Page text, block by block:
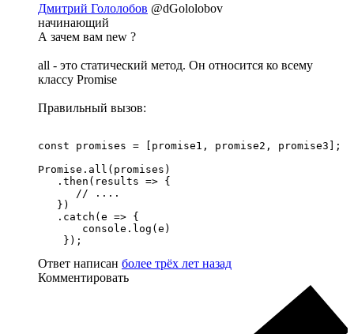
Дмитрий Гололобов @dGololobov
начинающий
А зачем вам new ?
all - это статический метод. Он относится ко всему
классу Promise
Правильный вызов:
const promises = [promise1, promise2, promise3];
Promise.all(promises)
   .then(results => {
      // ....
   })
   .catch(e => {
       console.log(e)
    });
Ответ написан более трёх лет назад
Комментировать